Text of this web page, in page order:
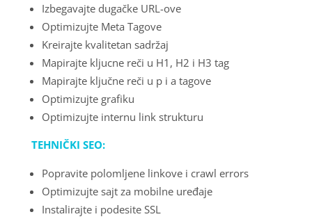
Izbegavajte dugačke URL-ove
Optimizujte Meta Tagove
Kreirajte kvalitetan sadržaj
Mapirajte kljucne reči u H1, H2 i H3 tag
Mapirajte ključne reči u p i a tagove
Optimizujte grafiku
Optimizujte internu link strukturu
TEHNIČKI SEO:
Popravite polomljene linkove i crawl errors
Optimizujte sajt za mobilne uređaje
Instalirajte i podesite SSL